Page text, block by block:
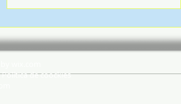
de coockies